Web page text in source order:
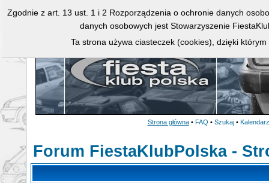
Strona główna • FAQ • Szukaj • Kalendarz
Forum FiestaKlubPolska -
Zgodnie z art. 13 ust. 1 i 2 Rozporządzenia o ochronie danych
danych osobowych jest Stowarzyszenie
Ta strona używa ciasteczek (cookies), dzięki